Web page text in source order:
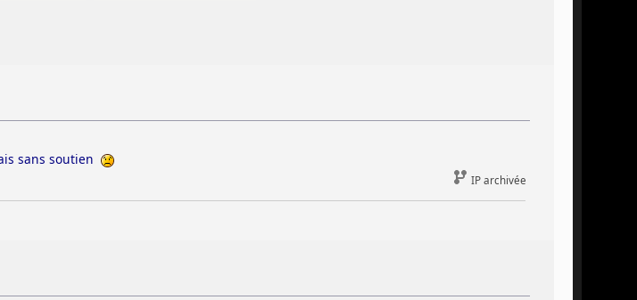
sans soutien
IP archivée